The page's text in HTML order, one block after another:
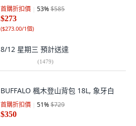
首購折扣價 53%$585
$273
($273.00/1個)
8/12 星期三 預計送達
(1479)
BUFFALO 楓木登山背包 18L, 象牙白
首購折扣價 51%$729
$350